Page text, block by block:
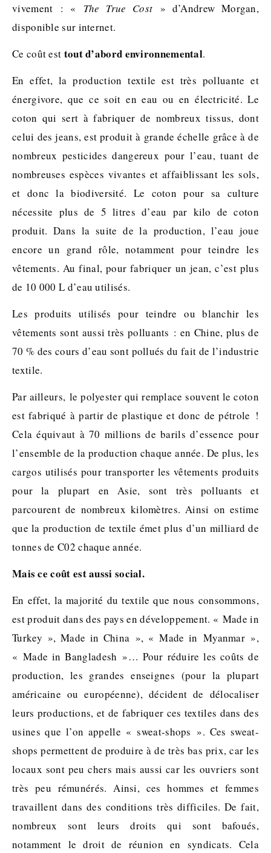
vivement : « The True Cost » d’Andrew Morgan,
disponible sur internet.
Ce coût est tout d’abord environnemental.
En effet, la production textile est très polluante et
énergivore, que ce soit en eau ou en électricité. Le
coton qui sert à fabriquer de nombreux tissus, dont
celui des jeans, est produit à grande échelle grâce à de
nombreux pesticides dangereux pour l’eau, tuant de
nombreuses espèces vivantes et affaiblissant les sols,
et donc la biodiversité. Le coton pour sa culture
nécessite plus de 5 litres d’eau par kilo de coton
produit. Dans la suite de la production, l’eau joue
encore un grand rôle, notamment pour teindre les
vêtements. Au final, pour fabriquer un jean, c’est plus
de 10 000 L d’eau utilisés.
Les produits utilisés pour teindre ou blanchir les
vêtements sont aussi très polluants : en Chine, plus de
70 % des cours d’eau sont pollués du fait de l’industrie
textile.
Par ailleurs, le polyester qui remplace souvent le coton
est fabriqué à partir de plastique et donc de pétrole !
Cela équivaut à 70 millions de barils d’essence pour
l’ensemble de la production chaque année. De plus, les
cargos utilisés pour transporter les vêtements produits
pour la plupart en Asie, sont très polluants et
parcourent de nombreux kilomètres. Ainsi on estime
que la production de textile émet plus d’un milliard de
tonnes de C02 chaque année.
Mais ce coût est aussi social.
En effet, la majorité du textile que nous consommons,
est produit dans des pays en développement. « Made in
Turkey », Made in China », « Made in Myanmar »,
« Made in Bangladesh »… Pour réduire les coûts de
production, les grandes enseignes (pour la plupart
américaine ou européenne), décident de délocaliser
leurs productions, et de fabriquer ces textiles dans des
usines que l’on appelle « sweat-shops ». Ces sweat-
shops permettent de produire à de très bas prix, car les
locaux sont peu chers mais aussi car les ouvriers sont
très peu rémunérés. Ainsi, ces hommes et femmes
travaillent dans des conditions très difficiles. De fait,
nombreux sont leurs droits qui sont bafoués,
notamment le droit de réunion en syndicats. Cela